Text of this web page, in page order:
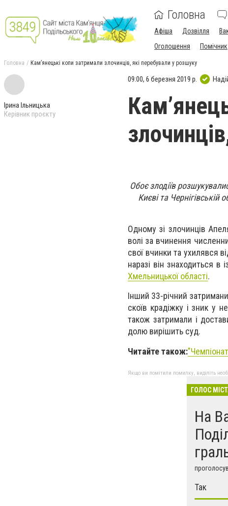
Головна
Афіша Дозвілля
Оголошення
Помічник
Головна Кам’янецькі копи затримали злочинців, які перебували у розшуку
Ірина Ільницька
Керівник проєкту
09:00, 6 березня 2019 р.
Обоє злодіїв
Києві та
Одному зі злочинців
волі за вчинення
свої вчинки та ухилявся
наразі він знаходиться в
Хмельницької області.
Інший 33-річний
скоїв крадіжку і зник у
також затримали і
долю вирішить суд.
Читайте також:
Якщо ви помітили помилку, виділіть
ГОЛОС
На
Так